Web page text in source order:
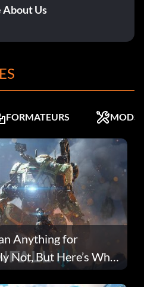
About Us
FORMATEURS MODS
Anything for
Not, But Here’s Why